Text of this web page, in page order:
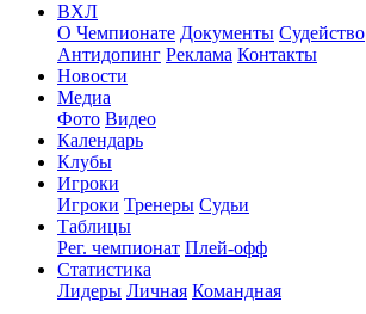
ВХЛ
О Чемпионате Документы Судейство
Антидопинг Реклама Контакты
Новости
Медиа
Фото Видео
Календарь
Клубы
Игроки
Игроки Тренеры Судьи
Таблицы
Рег. чемпионат Плей-офф
Статистика
Лидеры Личная Командная